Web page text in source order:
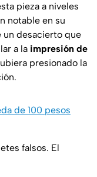
pieza a niveles
notable en su
un desacierto que
a la impresión de
presionado la
de 100 pesos
falsos. El